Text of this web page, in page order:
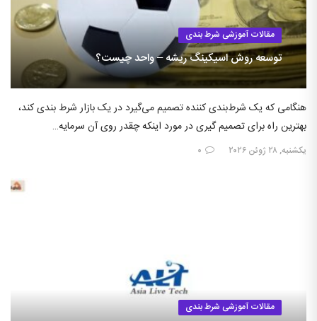
مقالات آموزشی شرط بندی
توسعه روش اسیکینگ ریشه – واحد چیست؟
هنگامی که یک شرط‌بندی کننده تصمیم می‌گیرد در یک بازار شرط بندی کند،
بهترین راه برای تصمیم گیری در مورد اینکه چقدر روی آن سرمایه…
یکشنبه, ۲۸ ژوئن ۲۰۲۶ ۰
مقالات آموزشی شرط بندی